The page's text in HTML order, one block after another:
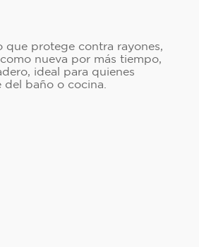
que protege contra rayones,
nueva por más tiempo,
ideal para quienes
baño o cocina.